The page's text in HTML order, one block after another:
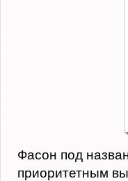
Фасон под
приоритетным